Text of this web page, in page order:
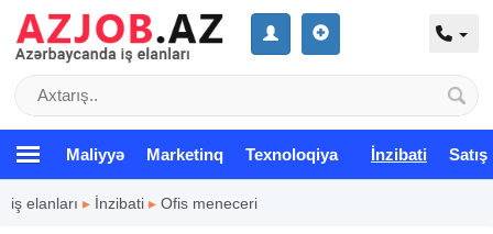
Maliyyə Marketinq Texnoloqiya İnzibati Satış
iş elanları ▸ İnzibati ▸ Ofis meneceri